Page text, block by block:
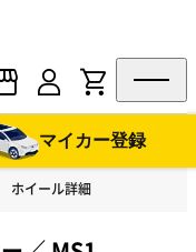
マイカー登録
ホイール詳細